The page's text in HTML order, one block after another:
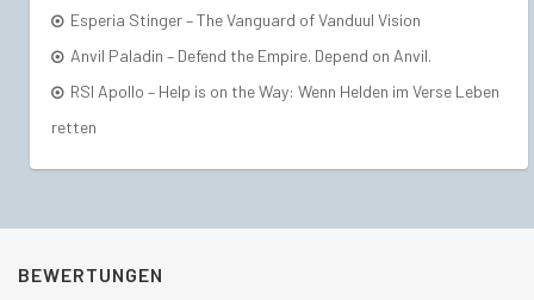
Esperia Stinger – The Vanguard of Vanduul Vision
Anvil Paladin – Defend the Empire. Depend on Anvil.
RSI Apollo – Help is on the Way: Wenn Helden im Verse Leben
retten
BEWERTUNGEN